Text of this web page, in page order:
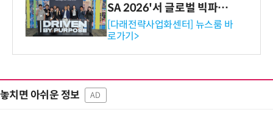
SA 2026'서 글로벌 빅파마
와의 비즈니스 미팅 지원…K
-바이오 해외 진출 교두보 확
보
[다래전략사업화센터] 뉴스룸 바
로가기>
놓치면 아쉬운 정보 AD